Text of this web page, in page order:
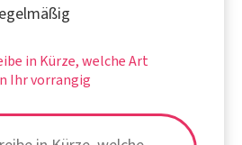
in Kürze, welche Art
Ihr vorrangig